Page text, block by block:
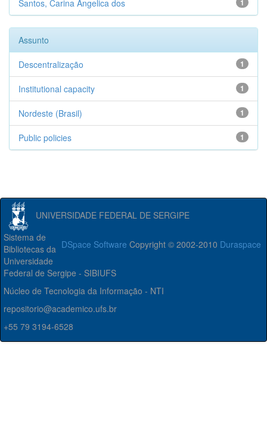
1
Santos, Carina Angelica dos
Assunto
1
Descentralização
1
Institutional capacity
1
Nordeste (Brasil)
1
Public policies
UNIVERSIDADE FEDERAL DE SERGIPE
DSpace Software Copyright © 2002-2010 Duraspace
Sistema de
Bibliotecas da
Universidade
Federal de Sergipe - SIBIUFS
Núcleo de Tecnologia da Informação - NTI
repositorio@academico.ufs.br
+55 79 3194-6528